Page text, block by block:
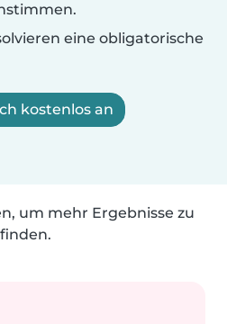
eine obligatorische
kostenlos an
um mehr Ergebnisse zu
finden.